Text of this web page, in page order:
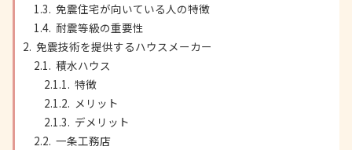
免震住宅が向いている人の特徴
耐震等級の重要性
免震技術を提供するハウスメーカー
積水ハウス
特徴
メリット
デメリット
一条工務店